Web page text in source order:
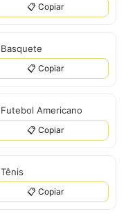
📋 Copiar
Basquete
📋 Copiar
Futebol Americano
📋 Copiar
Tênis
📋 Copiar